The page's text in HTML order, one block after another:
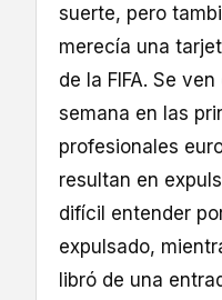
suerte, pero
merecía una
de la FIFA. Se
semana en las
profesionales
resultan en
difícil entender
expulsado,
libró de una